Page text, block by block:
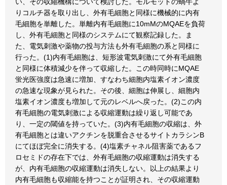
りコルチ器を取り出し、外有毛細胞と同様に機械的に内有
毛細胞を単離した。単離内有毛細胞に10mMのMQAEを負荷
し、外有毛細胞と同様のシステムにて観察記録した。ま
た、電気刺激や薬物の投与方法も外有毛細胞の系と同様に
行った。(1)内有毛細胞は、短形波電気刺激にて外有毛細胞
と同様に体積減少を伴って収縮した。この時同時にMQAE
蛍光医強度は急速に増加、すなわち細胞内塩素イオン濃度
の急速な現象が見られた。その後、細胞は伸展し、細胞内
塩素イオン濃度も増加して元のレベルへ戻った。(2)この内
有毛細胞の電気刺激による収縮運動は繰り返し可能であ
り、一定の閾値を持っていた。(3)内有毛細胞の収縮は、外
有毛細胞とは違いアクチンを脱重合させるサイトカラシンB
にてほぼ完全に消失する。(4)塩素チャネル阻害薬であるフ
ロセミドの存在下では、外有毛細胞の収縮運動は消失する
が、内有毛細胞の収縮運動は消失しない。以上の結果より
内有毛細胞も収縮能を持つことが証明され、その収縮運動